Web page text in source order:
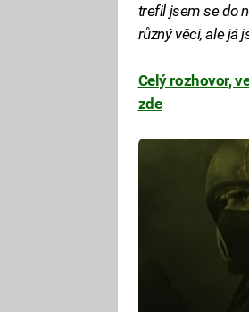
trefil jsem se do
různý věci, ale já
Celý rozhovor,
zde